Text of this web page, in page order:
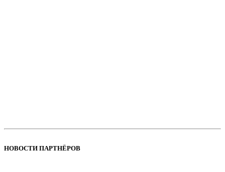
НОВОСТИ ПАРТНЁРОВ